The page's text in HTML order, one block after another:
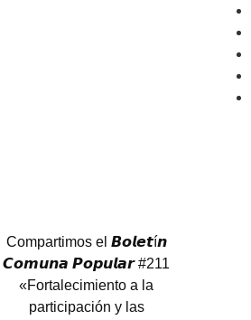
Compartimos el 𝘽𝙤𝙡𝙚𝙩í𝙣
𝘾𝙤𝙢𝙪𝙣𝙖 𝙋𝙤𝙥𝙪𝙡𝙖𝙧 #211
«Fortalecimiento a la
participación y las